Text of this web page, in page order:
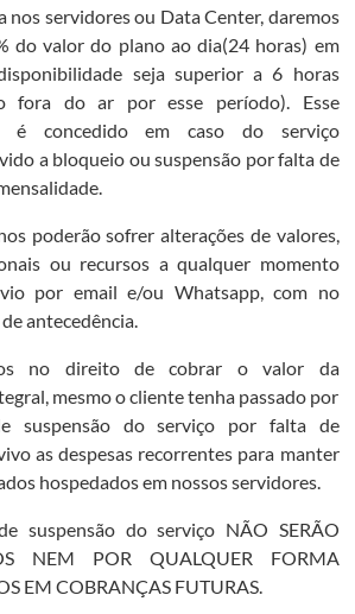
nos servidores ou Data Center, daremos
do valor do plano ao dia(24 horas) em
seja superior a 6 horas
fora do ar por esse período). Esse
é concedido em caso do serviço
a bloqueio ou suspensão por falta de
poderão sofrer alterações de valores,
ou recursos a qualquer momento
por email e/ou Whatsapp, com no
antecedência.
no direito de cobrar o valor da
mesmo o cliente tenha passado por
suspensão do serviço por falta de
as despesas recorrentes para manter
hospedados em nossos servidores.
suspensão do serviço NÃO SERÃO
NEM POR QUALQUER FORMA
EM COBRANÇAS FUTURAS.